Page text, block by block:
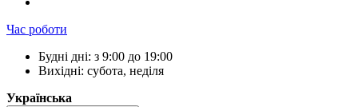
Час роботи
Будні дні: з 9:00 до 19:00
Вихідні: субота, неділя
Українська